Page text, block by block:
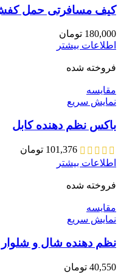
کیف مسافرتی حمل
180,000 تومان
اطلاعات بیشتر
فروخته شده
مقايسه
نمایش سریع
باکس نظم دهنده کابل
101,376 تومان
اطلاعات بیشتر
فروخته شده
مقايسه
نمایش سریع
نظم دهنده شال و شلوار
40,550 تومان